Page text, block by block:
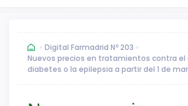
Digital Farmadrid Nº 203
Nuevos precios en tratamientos contra el
diabetes o la epilepsia a partir del 1 de